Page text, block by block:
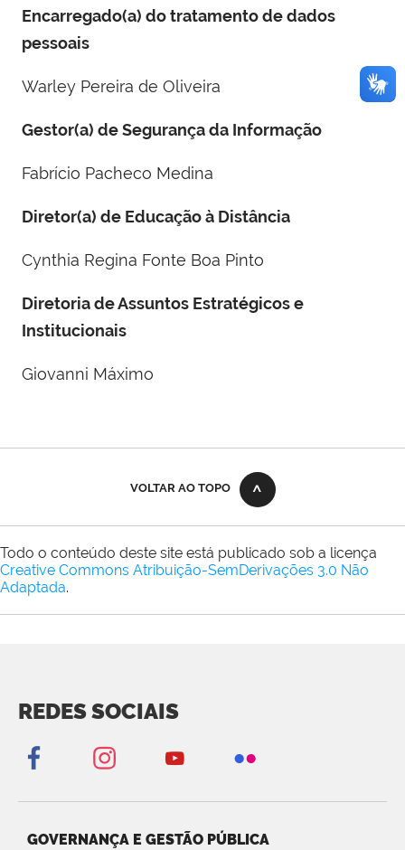
Encarregado(a) do tratamento de dados
pessoais
Warley Pereira de Oliveira
Gestor(a) de Segurança da Informação
Fabrício Pacheco Medina
Diretor(a) de Educação à Distância
Cynthia Regina Fonte Boa Pinto
Diretoria de Assuntos Estratégicos e
Institucionais
Giovanni Máximo
VOLTAR AO TOPO
Todo o conteúdo deste site está publicado sob a licença
Creative Commons Atribuição-SemDerivações 3.0 Não
Adaptada.
REDES SOCIAIS
GOVERNANÇA E GESTÃO PÚBLICA